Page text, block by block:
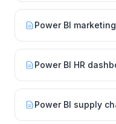
Power BI
Power BI HR
Power BI supply